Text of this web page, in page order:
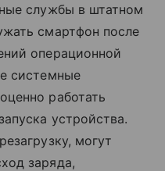
службы в штатном
смартфон после
операционной
системные
работать
устройства.
могут
заряда,